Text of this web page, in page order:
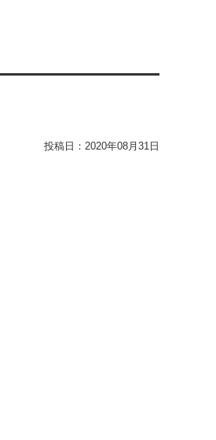
投稿日： 2020年08月31日